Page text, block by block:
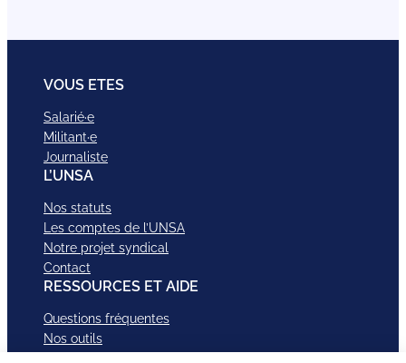
VOUS ETES
Salarié·e
Militant·e
Journaliste
L’UNSA
Nos statuts
Les comptes de l’UNSA
Notre projet syndical
Contact
RESSOURCES ET AIDE
Questions fréquentes
Nos outils